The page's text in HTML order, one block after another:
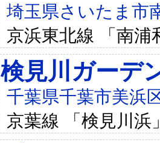
埼玉県さいたま市
京浜東北線 「南浦
検見川ガーデ
千葉県千葉市美浜
京葉線 「検見川浜